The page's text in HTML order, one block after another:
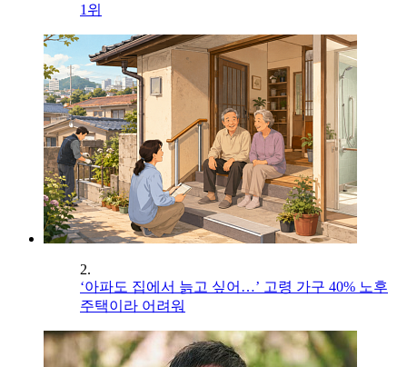
1위
2.
‘아파도 집에서 늙고 싶어…’ 고령 가구 40% 노후
주택이라 어려워